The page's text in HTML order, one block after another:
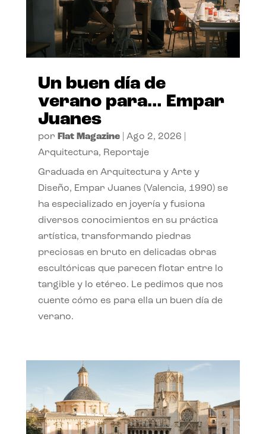
Un buen día de
verano para… Empar
Juanes
por Flat Magazine| Ago 2, 2026
Arquitectura, Reportaje
Graduada en Arquitectura y Arte y
Diseño, Empar Juanes (Valencia, 1990) se
ha especializado en joyería y fusiona
diversos conocimientos en su práctica
artística, transformando piedras
preciosas en bruto en delicadas obras
escultóricas que parecen flotar entre lo
tangible y lo etéreo. Le pedimos que nos
cuente cómo es para ella un buen día de
verano.